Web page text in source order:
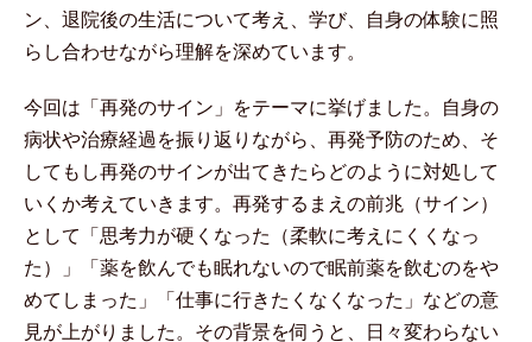
ン、退院後の生活について考え、学び、自身の体験に照
らし合わせながら理解を深めています。
今回は「再発のサイン」をテーマに挙げました。自身の
病状や治療経過を振り返りながら、再発予防のため、そ
してもし再発のサインが出てきたらどのように対処して
いくか考えていきます。再発するまえの前兆（サイン）
として「思考力が硬くなった（柔軟に考えにくくなっ
た）」「薬を飲んでも眠れないので眠前薬を飲むのをや
めてしまった」「仕事に行きたくなくなった」などの意
見が上がりました。その背景を伺うと、日々変わらない